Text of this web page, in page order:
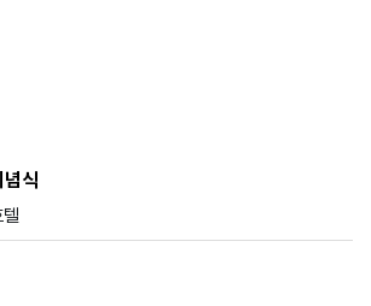
식